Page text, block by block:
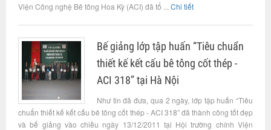
Viện Công nghệ Bê tông Hoa Kỳ (ACI) đã tổ ... Chi tiết
Bế giảng lớp tập huấn “Tiêu chuẩn
thiết kế kết cấu bê tông cốt thép -
ACI 318” tại Hà Nội
Như tin đã đưa, qua 2 ngày, lớp tập huấn “Tiêu
chuẩn thiết kế kết cấu bê tông cốt thép - ACI 318” đã thành công tốt đẹp
và bế giảng vào chiều ngày 13/12/2011 tại Hội trường chính Viện